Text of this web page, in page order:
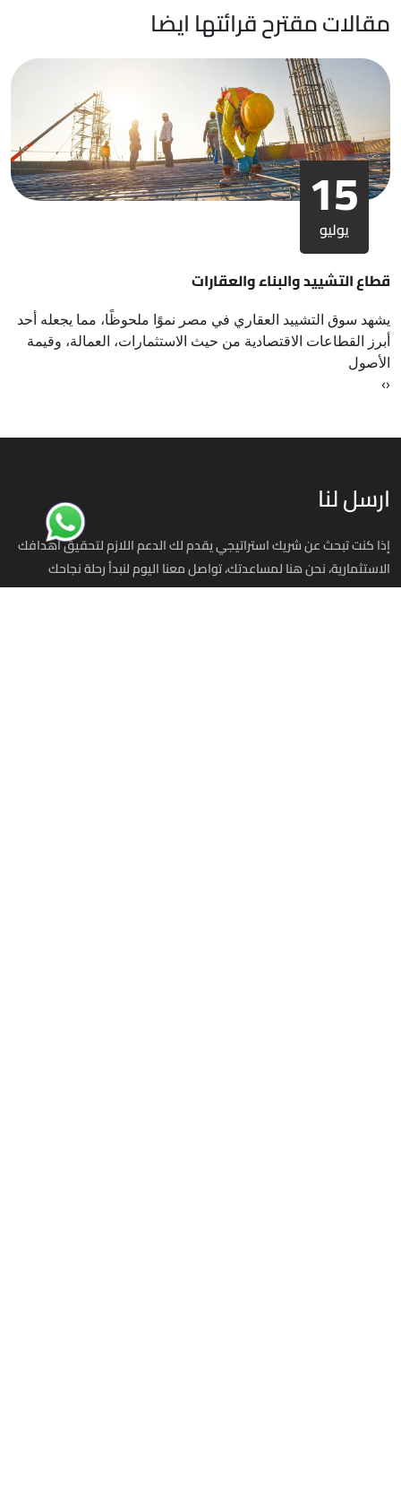
مقالات مقترح قرائتها ايضا
15
يوليو
قطاع التشييد والبناء والعقارات
يشهد سوق التشييد العقاري في مصر نموًا ملحوظًا، مما يجعله أحد
أبرز القطاعات الاقتصادية من حيث الاستثمارات، العمالة، وقيمة
الأصول
‹
›
ارسل لنا
إذا كنت تبحث عن شريك استراتيجي يقدم لك الدعم اللازم لتحقيق أهدافك
الاستثمارية، نحن هنا لمساعدتك، تواصل معنا اليوم لنبدأ رحلة نجاحك